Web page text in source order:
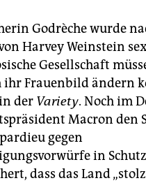
Godrèche wurde
Harvey Weinstein
Gesellschaft
Frauenbild ändern
der Variety. Noch im
Macron den
gegen
in
dass das Land